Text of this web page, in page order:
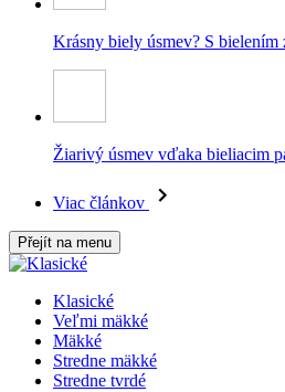
Krásny biely úsmev? S
Žiarivý úsmev vďaka bieliacim
Viac článkov
Přejít na menu
Klasické
Veľmi mäkké
Mäkké
Stredne mäkké
Stredne tvrdé